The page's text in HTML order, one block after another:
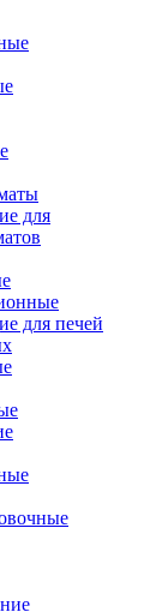
для
для печей